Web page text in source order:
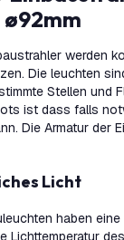
werden
Die leuchten
Stellen und
ist dass falls
Die Armatur der
Licht
haben
Lichttemperatur